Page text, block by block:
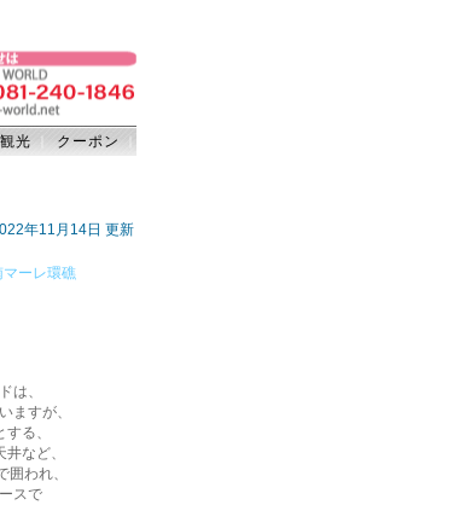
光 クーポン
年11 月14日 更新
マーレ環礁
は、
ますが、
る、
など、
われ、
スで